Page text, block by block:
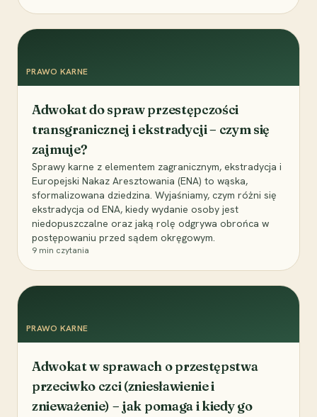
PRAWO KARNE
Adwokat do spraw przestępczości
transgranicznej i ekstradycji – czym się
zajmuje?
Sprawy karne z elementem zagranicznym, ekstradycja i
Europejski Nakaz Aresztowania (ENA) to wąska,
sformalizowana dziedzina. Wyjaśniamy, czym różni się
ekstradycja od ENA, kiedy wydanie osoby jest
niedopuszczalne oraz jaką rolę odgrywa obrońca w
postępowaniu przed sądem okręgowym.
9 min czytania
PRAWO KARNE
Adwokat w sprawach o przestępstwa
przeciwko czci (zniesławienie i
znieważenie) – jak pomaga i kiedy go